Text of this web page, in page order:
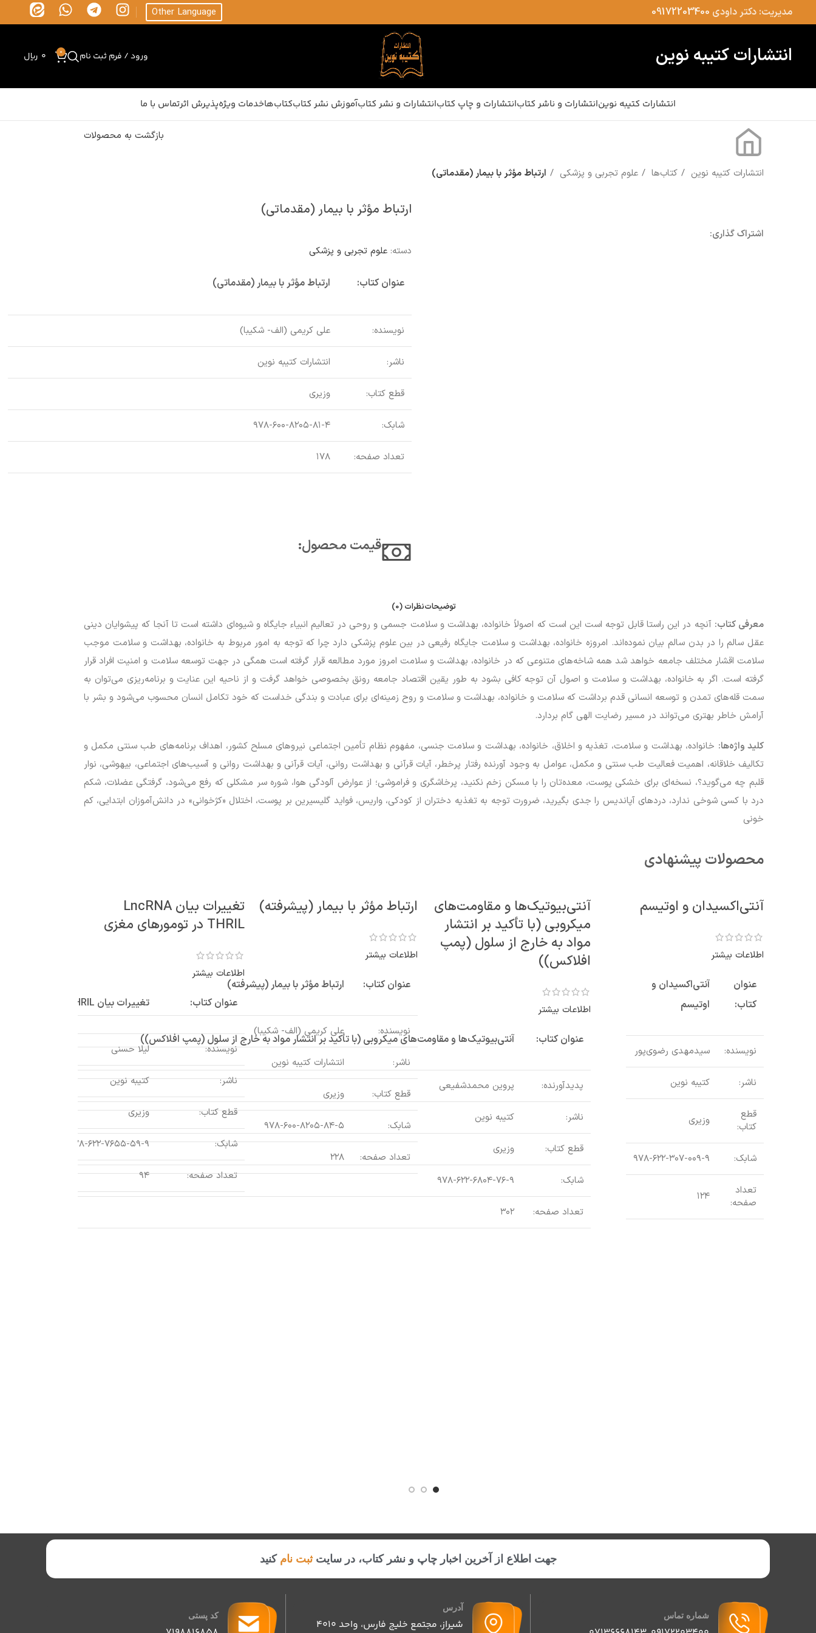
مدیریت: دکتر داودی 09172203400
Other Language
انتشارات کتیبه نوین ورود / فرم ثبت نام 0 ریال 0
انتشارات کتیبه نوینانتشارات و ناشر کتابانتشارات و چاپ کتابانتشارات و نشر کتابآموزش نشر کتابکتاب‌هاخدمات ویژهپذیرش اثرتماس با ما
انتشارات کتیبه نوین کتاب‌ها علوم تجربی و پزشکی ارتباط مؤثر با بیمار (مقدماتی)
بازگشت به محصولات
اشتراک گذاری:
ارتباط مؤثر با بیمار (مقدماتی)
دسته: علوم تجربی و پزشکی
عنوان کتاب: ارتباط مؤثر با بیمار (مقدماتی)
نویسنده: علی کریمی (الف- شکیبا)
ناشر: انتشارات کتیبه نوین
قطع کتاب: وزیری
شابک: ۹۷۸-۶۰۰-۸۲۰۵-۸۱-۴
تعداد صفحه: ۱۷۸
قیمت محصول:​
توضیحاتنظرات (0)
معرفی کتاب: آنچه در این راستا قابل توجه است این است که اصولاً خانواده، بهداشت و سلامت جسمی و روحی در تعالیم انبیاء جایگاه و شیوه‌ای داشته است تا آنجا که پیشوایان دینی
عقل سالم را در بدن سالم بیان نموده‌اند. امروزه خانواده، بهداشت و سلامت جایگاه رفیعی در بین علوم پزشکی دارد چرا که توجه به امور مربوط به خانواده، بهداشت و سلامت موجب
سلامت اقشار مختلف جامعه خواهد شد همه شاخه‌های متنوعی که در خانواده، بهداشت و سلامت امروز مورد مطالعه قرار گرفته است همگی در جهت توسعه سلامت و امنیت افراد قرار
گرفته است. اگر به خانواده، بهداشت و سلامت و اصول آن توجه کافی بشود به طور یقین اقتصاد جامعه رونق بخصوصی خواهد گرفت و از ناحیه این عنایت و برنامه‌ریزی می‌توان به
سمت قله‌های تمدن و توسعه انسانی قدم برداشت که سلامت و خانواده، بهداشت و سلامت و روح زمینه‌ای برای عبادت و بندگی خداست که خود تکامل انسان محسوب می‌شود و بشر با
آرامش خاطر بهتری می‌تواند در مسیر رضایت الهی گام بردارد.
کلید واژه‌ها: خانواده، بهداشت و سلامت، تغذیه و اخلاق، خانواده، بهداشت و سلامت جنسی، مفهوم نظام تأمین اجتماعی نیروهای مسلح کشور، اهداف برنامه‌های طب سنتی مکمل و
تکالیف خلاقانه، اهمیت فعالیت طب سنتی و مکمل، عوامل به وجود آورنده رفتار پرخطر، آیات قرآنی و بهداشت روانی، آیات قرآنی و بهداشت روانی و آسیب‌های اجتماعی، بیهوشی، نوار
قلبم چه می‌گوید؟، نسخه‌ای برای خشکی پوست، معده‌تان را با مسکن زخم نکنید، پرخاشگری و فراموشی؛ از عوارض آلودگی هوا، شوره سر مشکلی که رفع می‌شود، گرفتگی عضلات، شکم
درد با کسی شوخی ندارد، دردهای آپاندیس را جدی بگیرید، ضرورت توجه به تغذیه دختران از کودکی، واریس، فواید گلیسیرین بر پوست، اختلال «کژخوانی» در دانش‌آموزان ابتدایی، کم
خونی
محصولات پیشنهادی
آنتی‌اکسیدان و اوتیسم
اطلاعات بیشتر
عنوان
کتاب:
آنتی‌اکسیدان و
اوتیسم
نویسنده: سیدمهدی رضوی‌پور
ناشر: کتیبه نوین
قطع
کتاب:
وزیری
شابک: ۹۷۸-۶۲۲-۳۰۷-۰۰۹-۹
تعداد
صفحه:
۱۲۴
آنتی‌بیوتیک‌ها و مقاومت‌های
میکروبی (با تأکید بر انتشار
مواد به خارج از سلول (پمپ
افلاکس))
اطلاعات بیشتر
عنوان کتاب: آنتی‌بیوتیک‌ها و مقاومت‌های میکروبی (با تأکید بر انتشار مواد به خارج از سلول (پمپ افلاکس))
پدیدآورنده: پروین محمدشفیعی
ناشر: کتیبه نوین
قطع کتاب: وزیری
شابک: ۹۷۸-۶۲۲-۶۸۰۴-۷۶-۹
تعداد صفحه: ۳۰۲
ارتباط مؤثر با بیمار (پیشرفته)
اطلاعات بیشتر
عنوان کتاب: ارتباط مؤثر با بیمار (پیشرفته)
نویسنده: علی کریمی (الف- شکیبا)
ناشر: انتشارات کتیبه نوین
قطع کتاب: وزیری
شابک: ۹۷۸-۶۰۰-۸۲۰۵-۸۴-۵
تعداد صفحه: ۲۲۸
تغییرات بیان LncRNA
THRIL در تومورهای مغزی
اطلاعات بیشتر
عنوان کتاب: تغییرات بیان LncRNA THRIL در تومورهای مغزی
نویسنده: لیلا حسنی
ناشر: کتیبه نوین
قطع کتاب: وزیری
شابک: ۹۷۸-۶۲۲-۷۶۵۵-۵۹-۹
تعداد صفحه: ۹۴
جهت اطلاع از آخرین اخبار چاپ و نشر کتاب، در سایتثبت نام کنید
شماره تماس
آدرس
شیراز، مجتمع خلیج فارس، واحد ۴۰۱۰
کد پستی